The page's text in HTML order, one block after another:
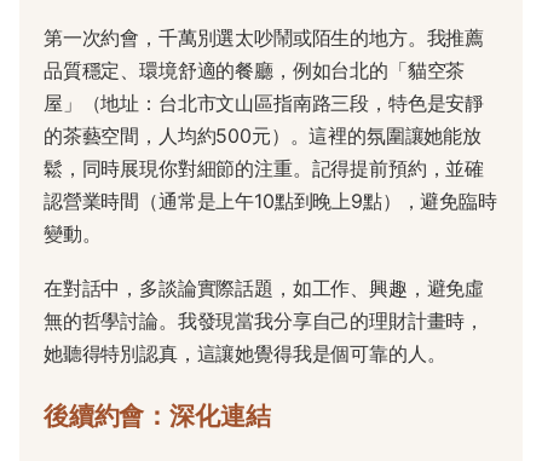
第一次約會，千萬別選太吵鬧或陌生的地方。我推薦
品質穩定、環境舒適的餐廳，例如台北的「貓空茶
屋」（地址：台北市文山區指南路三段，特色是安靜
的茶藝空間，人均約500元）。這裡的氛圍讓她能放
鬆，同時展現你對細節的注重。記得提前預約，並確
認營業時間（通常是上午10點到晚上9點），避免臨時
變動。
在對話中，多談論實際話題，如工作、興趣，避免虛
無的哲學討論。我發現當我分享自己的理財計畫時，
她聽得特別認真，這讓她覺得我是個可靠的人。
後續約會：深化連結